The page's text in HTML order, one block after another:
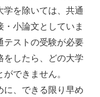
学を除いては、共通
小論文としていま
テストの受験が必要
をしたら、どの大学
できません。
、できる限り早め